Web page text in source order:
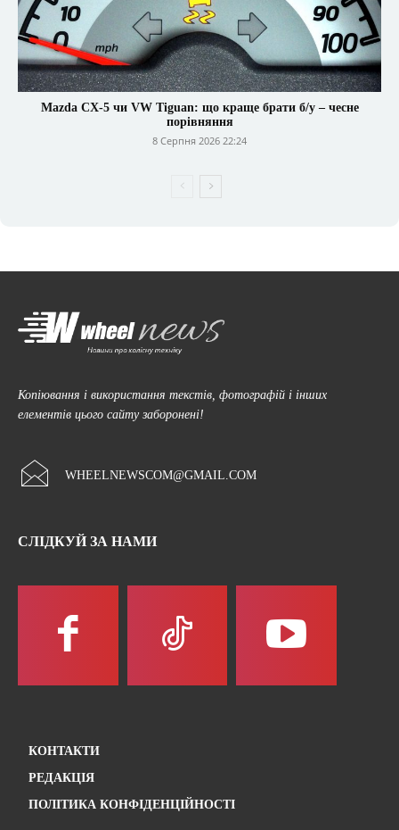
Mazda CX-5 чи VW Tiguan: що краще брати б/у – чесне
порівняння
8 Серпня 2026 22:24
Копіювання і використання текстів, фотографій і інших
елементів цього сайту заборонені!
WHEELNEWSCOM@GMAIL.COM
СЛІДКУЙ ЗА НАМИ
КОНТАКТИ
РЕДАКЦІЯ
ПОЛІТИКА КОНФІДЕНЦІЙНОСТІ